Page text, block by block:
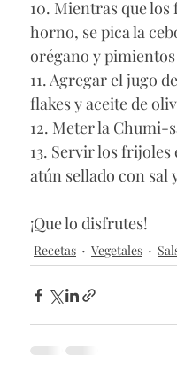
10. Mientras que
horno, se pica la
orégano y
11. Agregar el jugo
flakes y aceite de
12. Meter la Chumi-
13. Servir los
atún sellado con sal
¡Que lo disfrutes!
Recetas Vegetales